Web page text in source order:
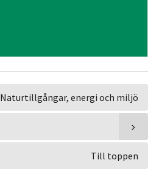
Naturtillgångar, energi och miljö
Till toppen